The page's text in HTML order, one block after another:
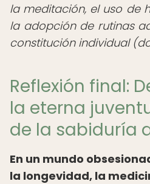
la meditación, el uso de
la adopción de rutinas
constitución individual
Reflexión final:
la eterna
de la sabiduría
En un mundo
la longevidad, la